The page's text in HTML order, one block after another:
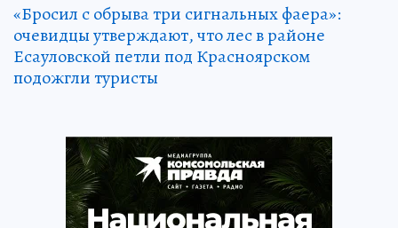
«Бросил с обрыва три сигнальных фаера»:
очевидцы утверждают, что лес в районе
Есауловской петли под Красноярском
подожгли туристы